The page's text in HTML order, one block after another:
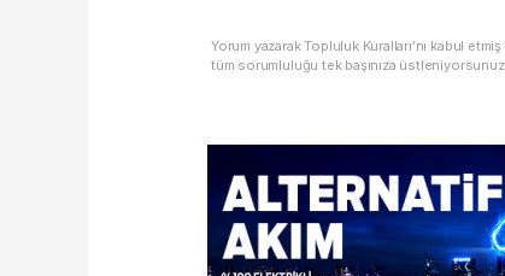
Yorum yazarak Topluluk Kuralları’nı kabul
tüm sorumluluğu tek başınıza